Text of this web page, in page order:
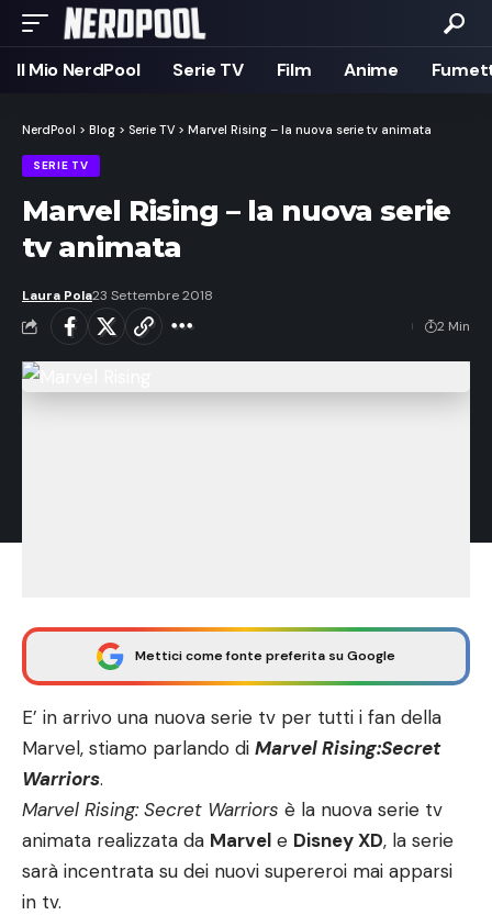
Il Mio NerdPool Serie TV Film Anime
NerdPool > Blog > Serie TV > Marvel Rising – la nuova serie tv animata
SERIE TV
Marvel Rising – la nuova serie
tv animata
Laura Pola23 Settembre 2018
2 Min
Mettici come fonte preferita su Google
E’ in arrivo una nuova serie tv per tutti i fan della
Marvel, stiamo parlando di Marvel Rising:Secret
Warriors.
Marvel Rising: Secret Warriors è la nuova serie tv
animata realizzata da Marvel e Disney XD, la serie
sarà incentrata su dei nuovi supereroi mai apparsi
in tv.